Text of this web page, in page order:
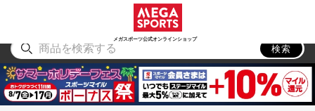
メガスポーツ公式オンラインショップ
アウトドア
検索